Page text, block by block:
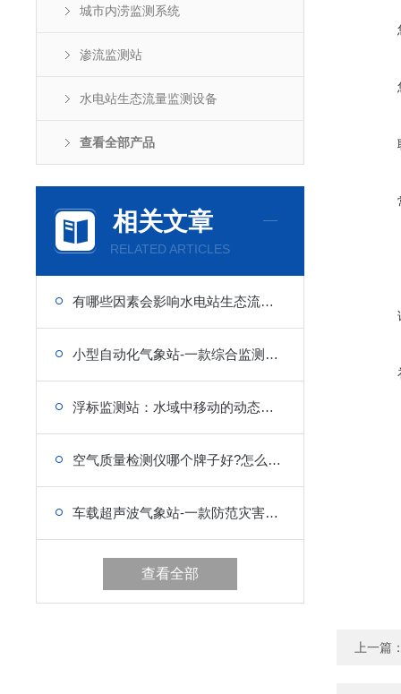
城市内涝监测系统
渗流监测站
水电站生态流量监测设备
查看全部产品
相关文章
RELATED ARTICLES
有哪些因素会影响水电站生态流量监测设备的响应时间?
小型自动化气象站-一款综合监测气象环境变化的气象设备
浮标监测站：水域中移动的动态监测堡垒
空气质量检测仪哪个牌子好?怎么选择?
车载超声波气象站-一款防范灾害天气发生的气象监测设备
查看全部
上一篇